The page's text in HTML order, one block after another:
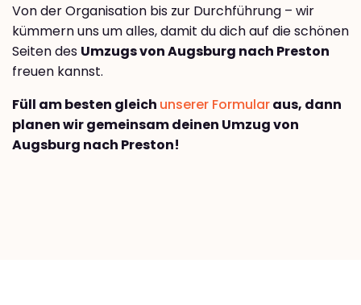
Von der Organisation bis zur Durchführung – wir
kümmern uns um alles, damit du dich auf die schönen
Seiten des Umzugs von Augsburg nach Preston
freuen kannst.
Füll am besten gleich unserer Formularaus, dann
planen wir gemeinsam deinen Umzug von
Augsburg nach Preston!